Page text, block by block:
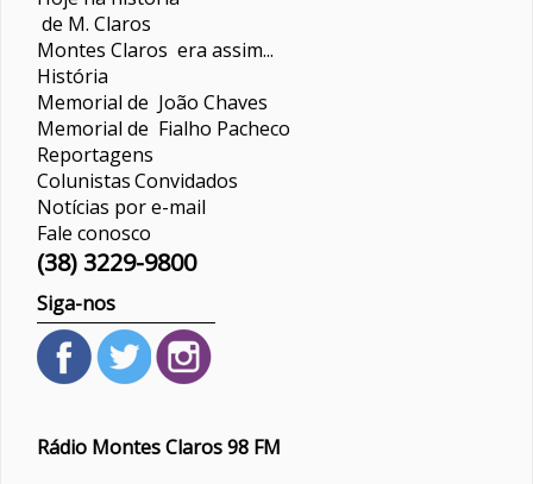
de M. Claros
Montes Claros era assim...
História
Memorial de João Chaves
Memorial de Fialho Pacheco
Reportagens
ColunistasConvidados
Notícias por e-mail
Fale conosco
(38) 3229-9800
Siga-nos
Rádio Montes Claros 98 FM